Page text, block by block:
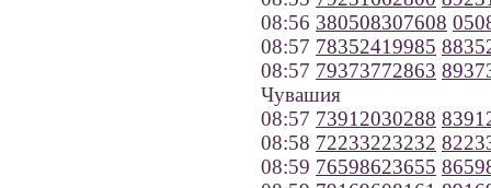
08:56 380508307608
08:57 78352419985
08:57 79373772863
Чувашия
08:57 73912030288
08:58 72233223232
08:59 76598623655